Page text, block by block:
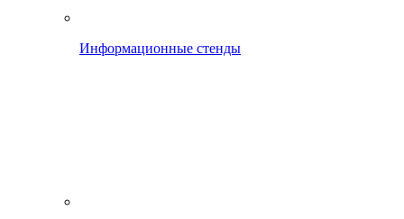
Информационные стенды